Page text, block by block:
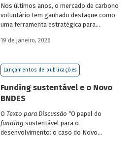
Nos últimos anos, o mercado de carbono
voluntário tem ganhado destaque como
uma ferramenta estratégica para
de carbono e demonstrar compromisso
19 de janeiro, 2026
Lançamentos de publicações
Funding sustentável e o Novo
BNDES
O Texto para Discussão “O papel do
funding sustentável para o
desenvolvimento: o caso do Novo